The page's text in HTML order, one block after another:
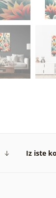
Iz iste